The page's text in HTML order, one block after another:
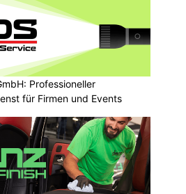
Professioneller
für Firmen und Events